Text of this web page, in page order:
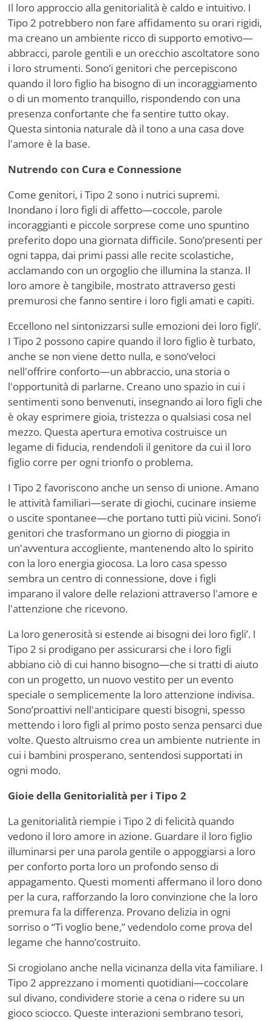
Il loro approccio alla genitorialità è caldo e intuitivo. I
Tipo 2 potrebbero non fare affidamento su orari rigidi,
ma creano un ambiente ricco di supporto emotivo—
abbracci, parole gentili e un orecchio ascoltatore sono
i loro strumenti. Sono’i genitori che percepiscono
quando il loro figlio ha bisogno di un incoraggiamento
o di un momento tranquillo, rispondendo con una
presenza confortante che fa sentire tutto okay.
Questa sintonia naturale dà il tono a una casa dove
l'amore è la base.
Nutrendo con Cura e Connessione
Come genitori, i Tipo 2 sono i nutrici supremi.
Inondano i loro figli di affetto—coccole, parole
incoraggianti e piccole sorprese come uno spuntino
preferito dopo una giornata difficile. Sono’presenti per
ogni tappa, dai primi passi alle recite scolastiche,
acclamando con un orgoglio che illumina la stanza. Il
loro amore è tangibile, mostrato attraverso gesti
premurosi che fanno sentire i loro figli amati e capiti.
Eccellono nel sintonizzarsi sulle emozioni dei loro figli’.
I Tipo 2 possono capire quando il loro figlio è turbato,
anche se non viene detto nulla, e sono’veloci
nell'offrire conforto—un abbraccio, una storia o
l'opportunità di parlarne. Creano uno spazio in cui i
sentimenti sono benvenuti, insegnando ai loro figli che
è okay esprimere gioia, tristezza o qualsiasi cosa nel
mezzo. Questa apertura emotiva costruisce un
legame di fiducia, rendendoli il genitore da cui il loro
figlio corre per ogni trionfo o problema.
I Tipo 2 favoriscono anche un senso di unione. Amano
le attività familiari—serate di giochi, cucinare insieme
o uscite spontanee—che portano tutti più vicini. Sono’i
genitori che trasformano un giorno di pioggia in
un'avventura accogliente, mantenendo alto lo spirito
con la loro energia giocosa. La loro casa spesso
sembra un centro di connessione, dove i figli
imparano il valore delle relazioni attraverso l'amore e
l'attenzione che ricevono.
La loro generosità si estende ai bisogni dei loro figli’. I
Tipo 2 si prodigano per assicurarsi che i loro figli
abbiano ciò di cui hanno bisogno—che si tratti di aiuto
con un progetto, un nuovo vestito per un evento
speciale o semplicemente la loro attenzione indivisa.
Sono’proattivi nell'anticipare questi bisogni, spesso
mettendo i loro figli al primo posto senza pensarci due
volte. Questo altruismo crea un ambiente nutriente in
cui i bambini prosperano, sentendosi supportati in
ogni modo.
Gioie della Genitorialità per i Tipo 2
La genitorialità riempie i Tipo 2 di felicità quando
vedono il loro amore in azione. Guardare il loro figlio
illuminarsi per una parola gentile o appoggiarsi a loro
per conforto porta loro un profondo senso di
appagamento. Questi momenti affermano il loro dono
per la cura, rafforzando la loro convinzione che la loro
premura fa la differenza. Provano delizia in ogni
sorriso o“Ti voglio bene,” vedendolo come prova del
legame che hanno’costruito.
Si crogiolano anche nella vicinanza della vita familiare. I
Tipo 2 apprezzano i momenti quotidiani—coccolare
sul divano, condividere storie a cena o ridere su un
gioco sciocco. Queste interazioni sembrano tesori,